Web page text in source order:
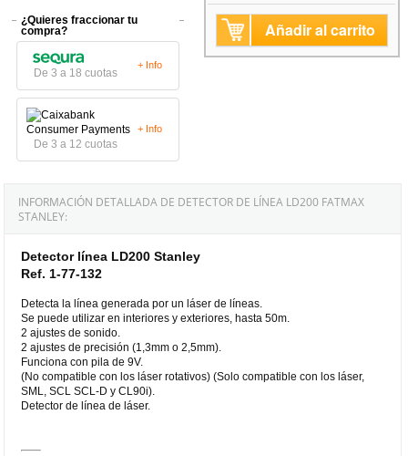
¿Quieres fraccionar tu
compra?
De 3 a 18 cuotas
+ Info
De 3 a 12 cuotas
+ Info
Añadir al carrito
INFORMACIÓN DETALLADA DE DETECTOR DE LÍNEA LD200 FATMAX
STANLEY:
Detector línea LD200 Stanley
Ref. 1-77-132
Detecta la línea generada por un láser de líneas.
Se puede utilizar en interiores y exteriores, hasta 50m.
2 ajustes de sonido.
2 ajustes de precisión (1,3mm o 2,5mm).
Funciona con pila de 9V.
(No compatible con los láser rotativos) (Solo compatible con los láser,
SML, SCL SCL-D y CL90i).
Detector de línea de láser.